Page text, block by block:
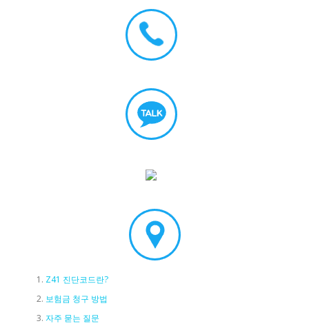
Z41 진단코드란?
보험금 청구 방법
자주 묻는 질문